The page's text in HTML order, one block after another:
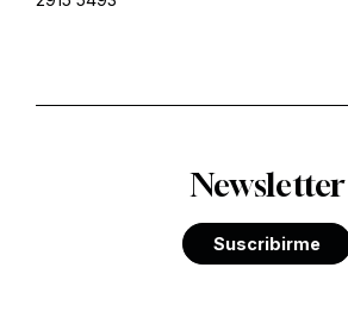
Newsletter
Suscribirme